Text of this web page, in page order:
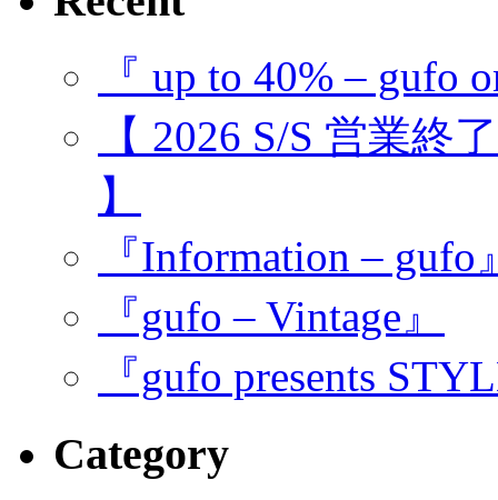
『 up to 40% – gufo
【 2026 S/S 営業終
】
『Information – gufo
『gufo – Vintage』
『gufo presents
Category